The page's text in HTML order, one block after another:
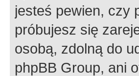
jesteś pewien, czy
próbujesz się
osobą, zdolną do
phpBB Group, ani